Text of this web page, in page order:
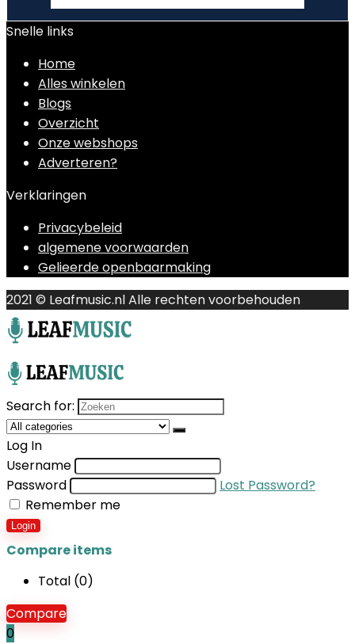
Snelle links
Home
Alles winkelen
Blogs
Overzicht
Onze webshops
Adverteren?
Verklaringen
Privacybeleid
algemene voorwaarden
Gelieerde openbaarmaking
2021 © Leafmusic.nl Alle rechten voorbehouden
Search for:
Log In
Username
Password
Lost Password?
Remember me
Login
Compare items
Total (0)
Compare
0